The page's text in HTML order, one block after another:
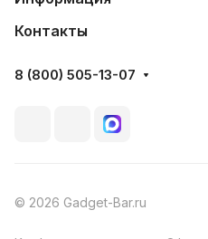
Контакты
8 (800) 505-13-07
© 2026 Gadget-Bar.ru